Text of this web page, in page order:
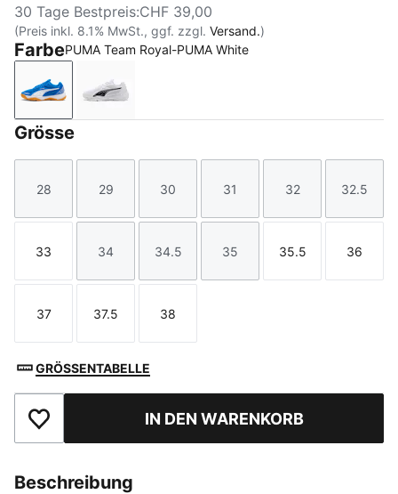
30 Tage Bestpreis:CHF 39,00
(Preis inkl. 8.1% MwSt., ggf. zzgl. Versand.)
FarbePUMA Team Royal-PUMA White
PUMA Team Royal-PUMA White
PUMA White-PUMA Black
Grösse
Größe
28
Größe
29
Größe
30
Größe
31
Größe
32
Größe
32.5
Größe
33
Größe
34
Größe
34.5
Größe
35
Größe
35.5
Größe
36
Größe
37
Größe
37.5
Größe
38
GRÖSSENTABELLE
Zu Favoriten hinzufügenIN DEN WARENKORB
Beschreibung